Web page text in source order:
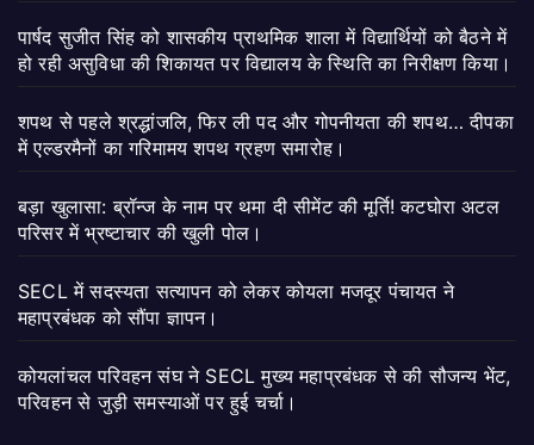
पार्षद सुजीत सिंह को शासकीय प्राथमिक शाला में विद्यार्थियों को बैठने में
हो रही असुविधा की शिकायत पर विद्यालय के स्थिति का निरीक्षण किया।
शपथ से पहले श्रद्धांजलि, फिर ली पद और गोपनीयता की शपथ… दीपका
में एल्डरमैनों का गरिमामय शपथ ग्रहण समारोह।
बड़ा खुलासा: ब्रॉन्ज के नाम पर थमा दी सीमेंट की मूर्ति! कटघोरा अटल
परिसर में भ्रष्टाचार की खुली पोल।
SECL में सदस्यता सत्यापन को लेकर कोयला मजदूर पंचायत ने
महाप्रबंधक को सौंपा ज्ञापन।
कोयलांचल परिवहन संघ ने SECL मुख्य महाप्रबंधक से की सौजन्य भेंट,
परिवहन से जुड़ी समस्याओं पर हुई चर्चा।